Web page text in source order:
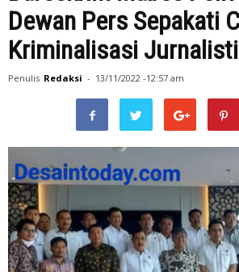
Dewan Pers Sepakati
Kriminalisasi
Penulis Redaksi - 13/11/2022 -12:57 am